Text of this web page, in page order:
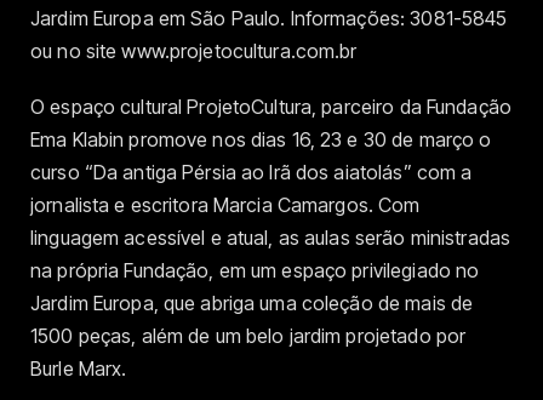
Jardim Europa em São Paulo. Informações: 3081-5845
ou no site www.projetocultura.com.br
O espaço cultural ProjetoCultura, parceiro da Fundação
Ema Klabin promove nos dias 16, 23 e 30 de março o
curso “Da antiga Pérsia ao Irã dos aiatolás” com a
jornalista e escritora Marcia Camargos. Com
linguagem acessível e atual, as aulas serão ministradas
na própria Fundação, em um espaço privilegiado no
Jardim Europa, que abriga uma coleção de mais de
1500 peças, além de um belo jardim projetado por
Burle Marx.